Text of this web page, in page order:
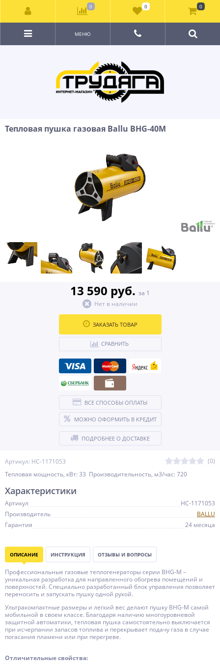
МЕНЮ
Тепловая пушка газовая Ballu BHG-40M
Артикул: НС-1171053
(0)
Тепловая мощность, кВт: 33 Производительность, м3/час: 720
13 590 руб. за 1
Нет в наличии
ЗАКАЗАТЬ ТОВАР
СРАВНИТЬ
ВСЕ СПОСОБЫ ОПЛАТЫ
МОЖНО ОФОРМИТЬ В КРЕДИТ
ПОДРОБНЕЕ О ДОСТАВКЕ
Характеристики
Артикул
НС-1171053
Производитель
BALLU
Гарантия
24 месяца
ОПИСАНИЕ ИНСТРУКЦИЯ ОТЗЫВЫ И ВОПРОСЫ
Профессиональные газовые теплогенераторы серии BHG-M –
уникальная разработка для направленного обогрева помещений и
поверхностей. Специально разработанный блок управления позволяет
переносить и запускать пушку одной рукой.
Ультракомпактные размеры и легкий вес делают пушку BHG-M самой
мобильной в своем классе. Благодаря наличию многоуровневой
защитной автоматики, тепловая пушка самостоятельно выключается
при исчерпании запасов топлива и перекрывает подачу газа в случае
погасания пламени или при перегреве.
Отличительные свойства:
0 0 0